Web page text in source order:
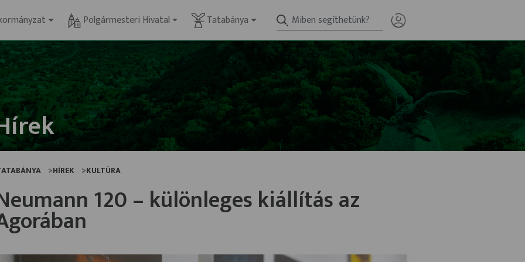
Polgármesteri Hivatal Tatabánya
HÍREK KULTÚRA
120 – különleges kiállítás az